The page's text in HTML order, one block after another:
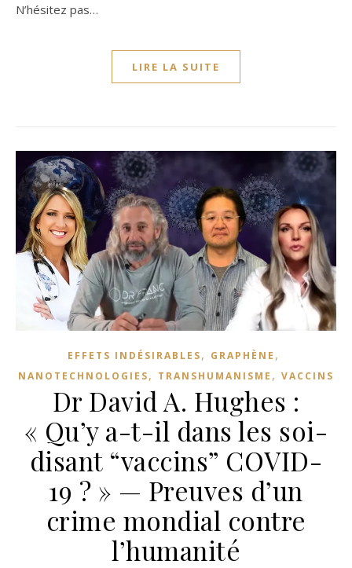
N’hésitez pas…
LIRE LA SUITE
EFFETS INDÉSIRABLES, GRAPHÈNE ,
NANOTECHNOLOGIES, TRANSHUMANISME , VACCINS
Dr David A. Hughes :
« Qu’y a-t-il dans les soi-
disant “vaccins” COVID-
19 ? » — Preuves d’un
crime mondial contre
l’humanité